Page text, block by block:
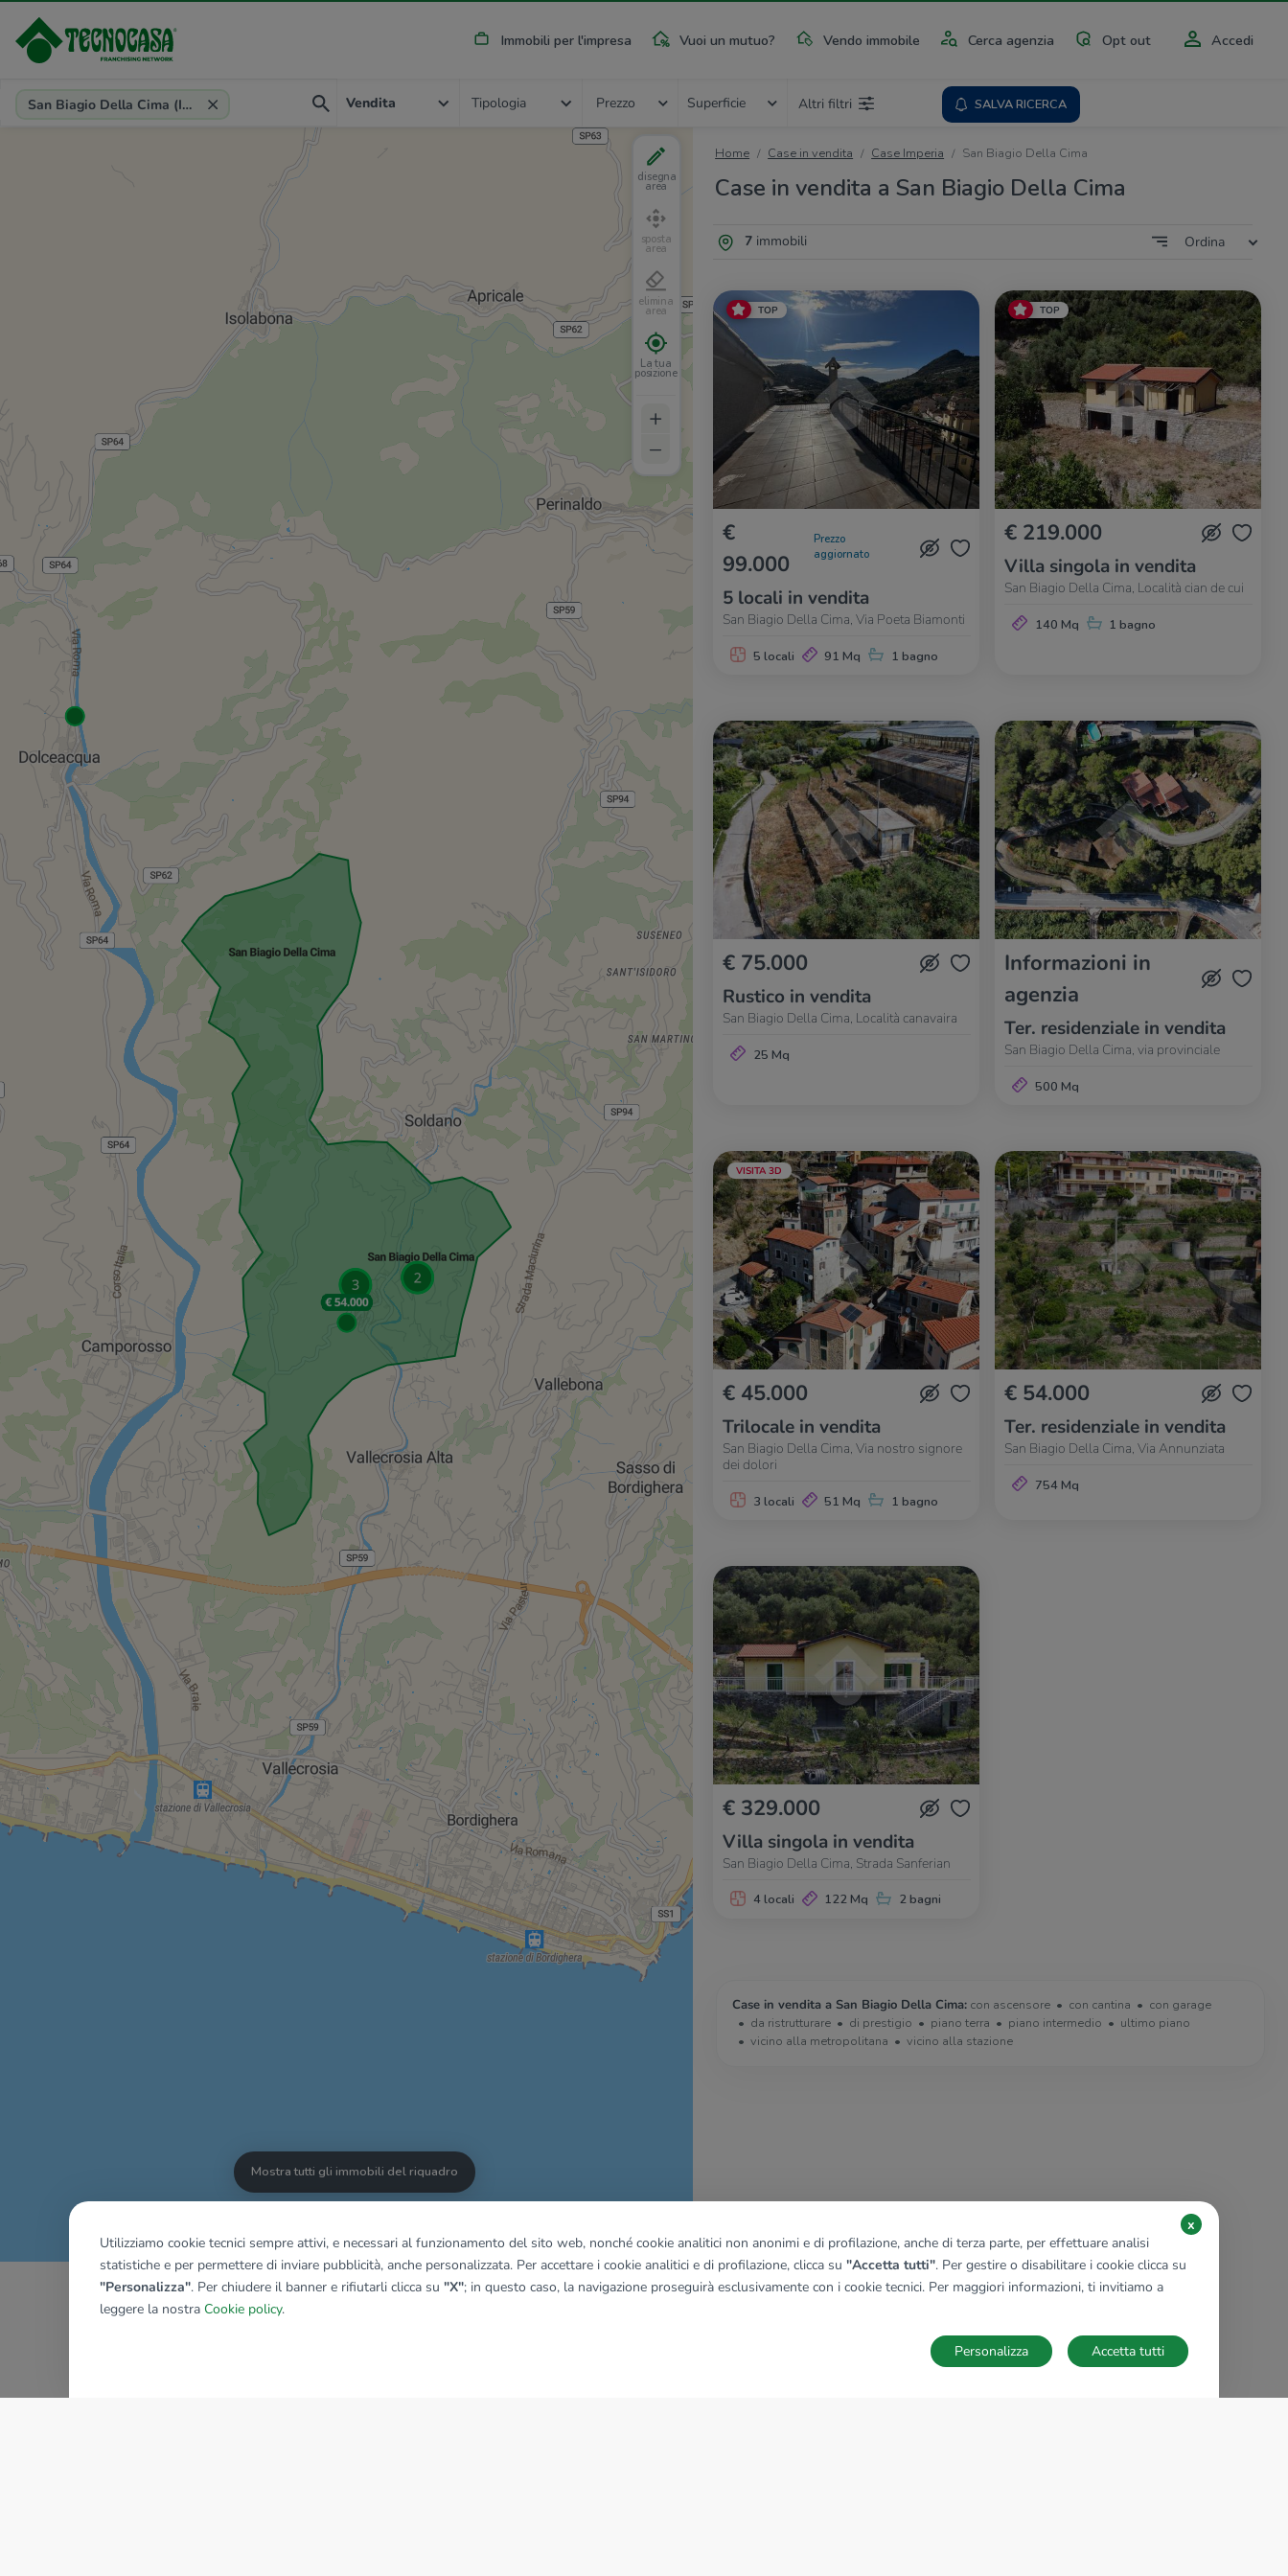
Immobili per l'impresa Vuoi un mutuo? Vendo immobile Cerca agenzia Opt out Accedi
Provincia, comune, zona, riferimento
San Biagio Della Cima (IM) Vendita Tipologia Prezzo Superficie Altri filtri SALVA RICERCA
Home Case in vendita Case Imperia San Biagio Della Cima
Case in vendita a San Biagio Della Cima
7immobili Ordina
TOP
€
99.000
Prezzo
aggiornato
5 locali in vendita
San Biagio Della Cima, Via Poeta Biamonti
5 locali 91 Mq 1 bagno
TOP
€ 219.000
Villa singola in vendita
San Biagio Della Cima, Località cian de cui
140 Mq 1 bagno
€ 75.000
Rustico in vendita
San Biagio Della Cima, Località canavaira
25 Mq
Informazioni in
agenzia
Ter. residenziale in vendita
San Biagio Della Cima, via provinciale
500 Mq
VISITA 3D
€ 45.000
Trilocale in vendita
San Biagio Della Cima, Via nostro signore
dei dolori
3 locali 51 Mq 1 bagno
€ 54.000
Ter. residenziale in vendita
San Biagio Della Cima, Via Annunziata
754 Mq
€ 329.000
Villa singola in vendita
San Biagio Della Cima, Strada Sanferian
4 locali 122 Mq 2 bagni
Case in vendita a San Biagio Della Cima: con ascensore con cantina
con garage
da ristrutturare
di prestigio piano terra piano intermedio
ultimo piano
vicino alla metropolitana
vicino alla stazione
© OpenMapTiles| © OpenStreetMap contributors
disegna
area
sposta
area
elimina
area
La tua
posizione
+
–
Mostra tutti gli immobili del riquadro
Utilizziamo cookie tecnici sempre attivi, e necessari al funzionamento del sito web, nonché cookie analitici non anonimi e di profilazione, anche di terza parte, per effettuare analisi
statistiche e per permettere di inviare pubblicità, anche personalizzata. Per accettare i cookie analitici e di profilazione, clicca su "Accetta tutti". Per gestire o disabilitare i cookie clicca su
"Personalizza". Per chiudere il banner e rifiutarli clicca su "X"; in questo caso, la navigazione proseguirà esclusivamente con i cookie tecnici. Per maggiori informazioni, ti invitiamo a
leggere la nostra Cookie policy.
x
Accetta tutti
Personalizza